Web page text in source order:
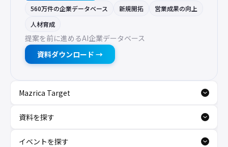
560万件の企業データベース 新規開拓
営業成果の向上
人材育成
提案を前に進めるAI企業データベース
資料ダウンロード →
Mazrica Target
資料を探す
イベントを探す